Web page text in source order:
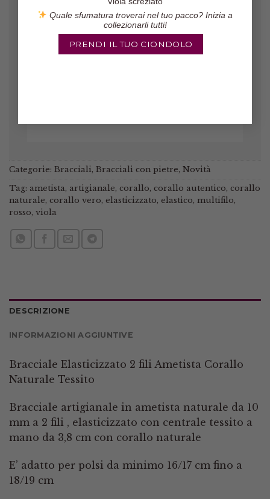
Quale sfumatura troverai nel tuo pacco? Inizia a
collezionarli tutti!
PRENDI IL TUO CIONDOLO
il pacco è arrivato in poco tempo ed
il venditore è molto affidabile!
Categorie: Bracciali , Bracciali con pietre, Novità
Tag: ametista , artigianale, corallo, corallo autentico, corallo
naturale, corallo vero, elasticizzato, elastico, multifilo,
rosso, viola
DESCRIZIONE
INFORMAZIONI AGGIUNTIVE
Bracciale Elasticizzato 2 fili Ametista Corallo
Naturale Tessito
Bracciale artigianale in ametista naturale da 10
mm a 2 fili , elasticizzato con centrale tessito a
mano da 3,8 cm con corallo naturale
E’ adatto per polsi da minimo 16/17 cm fino a
18/19 cm